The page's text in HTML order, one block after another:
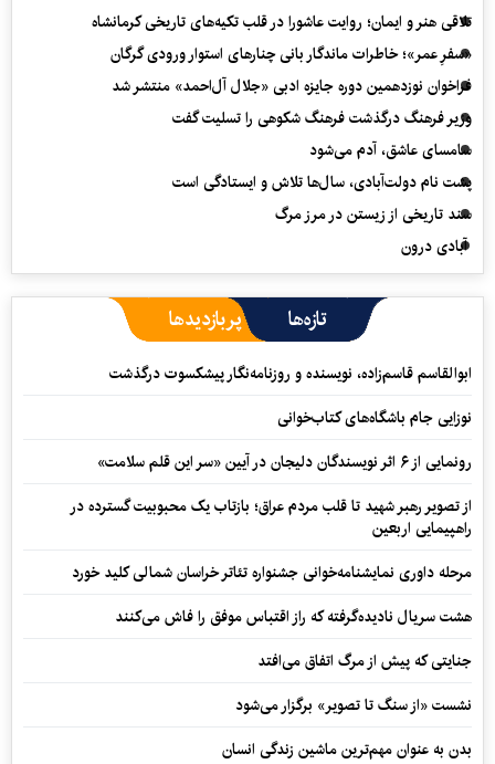
تلاقی هنر و ایمان؛ روایت عاشورا در قلب تکیه‌های تاریخی کرمانشاه
«سفرِ عمر»؛ خاطرات ماندگار بانی چنارهای استوار ورودی گرگان
فراخوان نوزدهمین دوره جایزه ادبی «جلال آل‌احمد» منتشر شد
وزیر فرهنگ درگذشت فرهنگ شکوهی را تسلیت گفت
سامسای عاشق، آدم می‌شود
پشت نام دولت‌آبادی، سال‌ها تلاش و ایستادگی است
سند تاریخی از زیستن در مرز مرگ
آبادی درون
تازه‌ها پربازدیدها
ابوالقاسم قاسم‌زاده، نویسنده و روزنامه‌نگار پیشکسوت درگذشت
نوزایی جام باشگاه‌های کتاب‌خوانی
رونمایی از ۶ اثر نویسندگان دلیجان در آیین «سر این قلم سلامت»
از تصویر رهبر شهید تا قلب مردم عراق؛ بازتاب یک محبوبیت گسترده در
راهپیمایی اربعین
مرحله داوری نمایشنامه‌خوانی جشنواره تئاتر خراسان شمالی کلید خورد
هشت سریال نادیده‌گرفته که راز اقتباس موفق را فاش می‌کنند
جنایتی که پیش از مرگ اتفاق می‌افتد
نشست «از سنگ تا تصویر» برگزار می‌شود
بدن به عنوان مهم‌ترین ماشین زندگی انسان